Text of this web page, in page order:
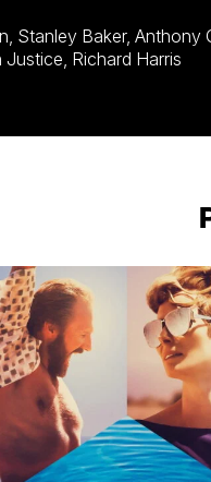
Darren, Irene Papas, Gia Scala, James Robertson Justice, Richard Harris